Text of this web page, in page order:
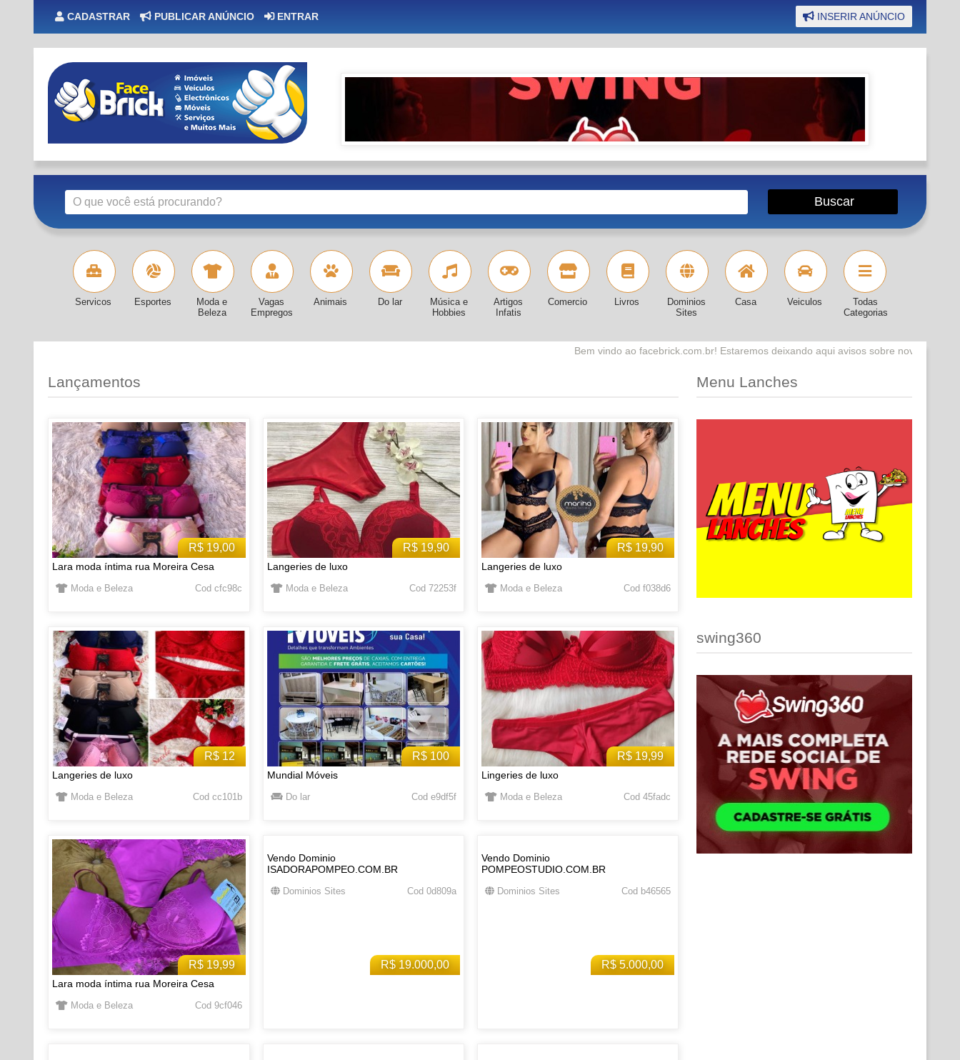
CADASTRAR PUBLICAR ANÚNCIO ENTRAR INSERIR ANÚNCIO
Servicos Esportes
Moda e
Beleza
Vagas
Empregos
Animais Do lar
Música e
Hobbies
Artigos
Infatis
Comercio Livros
Dominios
Sites
Casa Veiculos
Todas
Categorias
Bem vindo ao facebrick.com.br! Estaremos deixando aqui avisos sobre novidades que estaremos
Lançamentos
R$ 19,00
Lara moda íntima rua Moreira Cesa
Moda e Beleza Cod cfc98c
R$ 19,90
Langeries de luxo
Moda e Beleza Cod 72253f
R$ 19,90
Langeries de luxo
Moda e Beleza Cod f038d6
R$ 12
Langeries de luxo
Moda e Beleza Cod cc101b
R$ 100
Mundial Móveis
Do lar Cod e9df5f
R$ 19,99
Lingeries de luxo
Moda e Beleza Cod 45fadc
R$ 19,99
Lara moda íntima rua Moreira Cesa
Moda e Beleza Cod 9cf046
R$ 19.000,00
Vendo Dominio
ISADORAPOMPEO.COM.BR
Dominios Sites Cod 0d809a
R$ 5.000,00
Vendo Dominio
POMPEOSTUDIO.COM.BR
Dominios Sites Cod b46565
Menu Lanches
swing360